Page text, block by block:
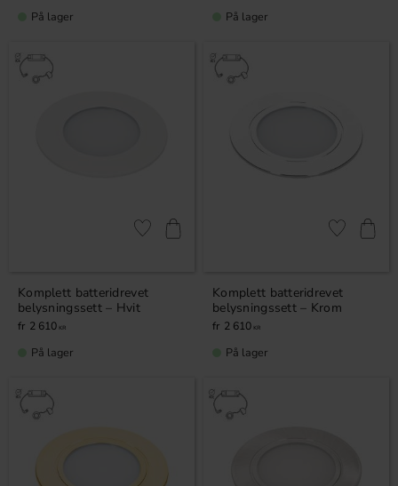
På lager På lager
Komplett batteridrevet
belysningssett – Hvit
2 610 KR
Lagre som favoritt
På lager
Komplett batteridrevet
belysningssett – Krom
2 610 KR
Lagre som
På lager